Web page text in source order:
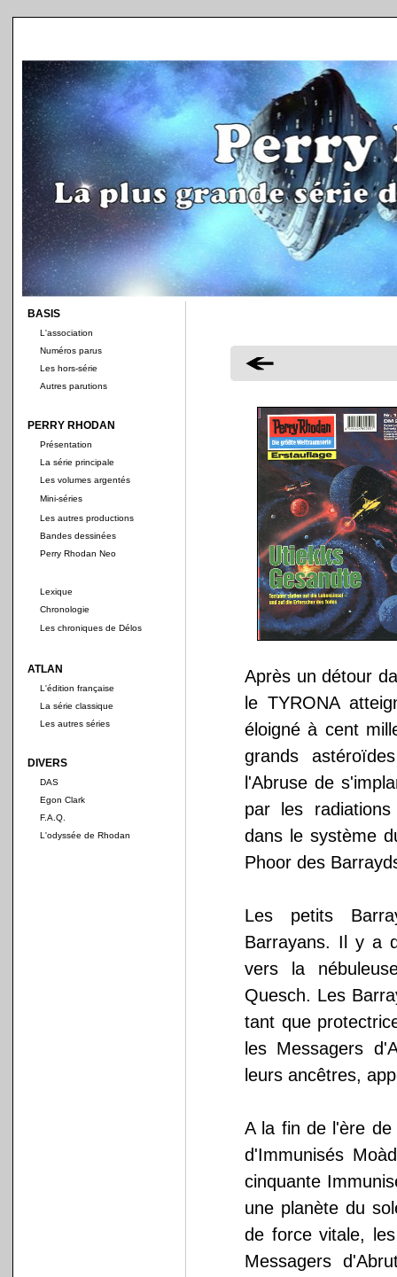
BASIS
L'association
Numéros parus
Les hors-série
Autres parutions
PERRY RHODAN
Présentation
La série principale
Les volumes argentés
Mini-séries
Les autres productions
Bandes dessinées
Perry Rhodan Neo
Lexique
Chronologie
Les chroniques de Délos
ATLAN
L'édition française
La série classique
Les autres séries
DIVERS
DAS
Egon Clark
F.A.Q.
L'odyssée de Rhodan
Après un détour
le TYRONA
éloigné à cent
grands
l'Abruse de
par les
dans le système
Phoor des
Les petits
Barrayans. Il y a
vers la
Quesch. Les
tant que
les Messagers
leurs ancêtres,
A la fin de l'ère
d'Immunisés
cinquante
une planète du
de force vitale,
Messagers